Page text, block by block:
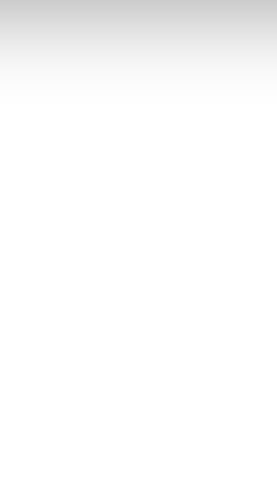
Badeaufenthalte etc. vor
ein, inklusive